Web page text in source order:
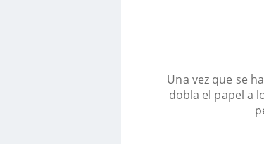
Una vez que se
dobla el papel a